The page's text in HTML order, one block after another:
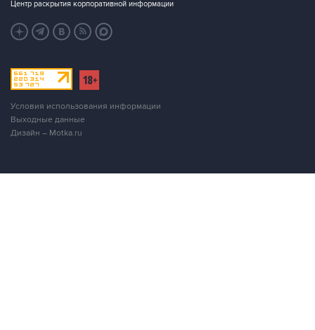
Условия использования информации
Выходные данные
Дизайн – Motka.ru